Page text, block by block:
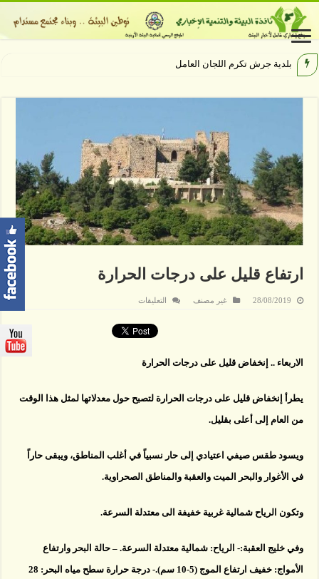
بلدية جرش تكرم اللجان العاملة والمش
ارتفاع قليل على درجات الحرارة
28/08/2019 غير مصنف التعليقات
على
درجات
الاربعاء .. إنخفاض قليل على درجات الحرارة
يطرأ إنخفاض قليل على درجات الحرارة لتصبح حول معدلاتها لمثل هذا الوقت
من العام إلى أعلى بقليل.
ويسود طقس صيفي اعتيادي إلى حار نسبياً في أغلب المناطق، ويبقى حاراً
في الأغوار والبحر الميت والعقبة والمناطق الصحراوية.
وتكون الرياح شمالية غربية خفيفة الى معتدلة السرعة.
وفي خليج العقبة:- الرياح: شمالية معتدلة السرعة. – حالة البحر وارتفاع
الأمواج: خفيف ارتفاع الموج (5-10 سم).- درجة حرارة سطح مياه البحر: 28